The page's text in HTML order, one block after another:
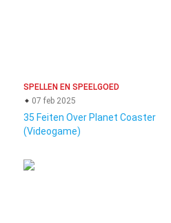
SPELLEN EN SPEELGOED
07 feb 2025
35 Feiten Over Planet Coaster
(Videogame)